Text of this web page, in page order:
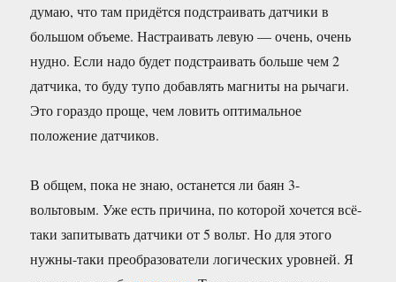
думаю, что там придётся подстраивать датчики в
большом объеме. Настраивать левую — очень, очень
нудно. Если надо будет подстраивать больше чем 2
датчика, то буду тупо добавлять магниты на рычаги.
Это гораздо проще, чем ловить оптимальное
положение датчиков.
В общем, пока не знаю, останется ли баян 3-
вольтовым. Уже есть причина, по которой хочется всё-
таки запитывать датчики от 5 вольт. Но для этого
нужны-таки преобразователи логических уровней. Я